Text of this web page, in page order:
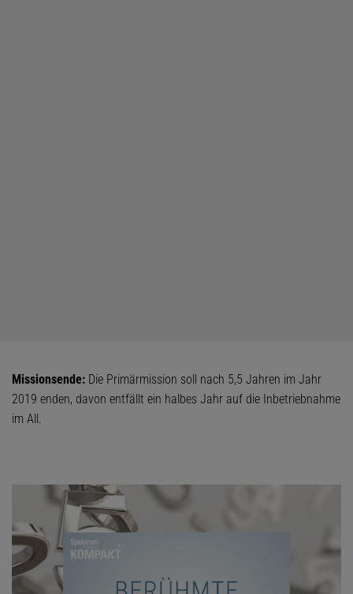
Missionsende: Die Primärmission soll nach 5,5 Jahren im Jahr
2019 enden, davon entfällt ein halbes Jahr auf die Inbetriebnahme
im All.